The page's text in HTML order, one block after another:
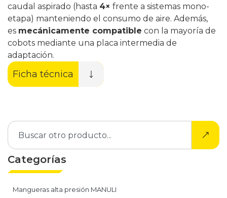
caudal aspirado (hasta 4× frente a sistemas mono-
etapa) manteniendo el consumo de aire. Además,
es mecánicamente compatible con la mayoría de
cobots mediante una placa intermedia de
adaptación.
Ficha técnica
Categorías
Mangueras alta presión MANULI